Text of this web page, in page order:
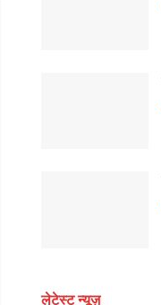
लेटेस्ट न्यूज़